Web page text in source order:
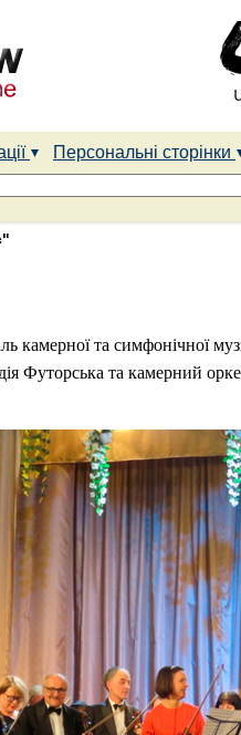
Персональні сторінки
камерної та симфонічної
Футорська та камерний